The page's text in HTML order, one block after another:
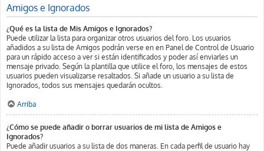
Amigos e Ignorados
¿Qué es la lista de Mis Amigos e Ignorados?
Puede utilizar la lista para organizar otros usuarios del foro. Los usuarios
añadidos a su lista de Amigos podrán verse en en Panel de Control de Usuario
para un rápido acceso a ver si están identificados y poder así enviarles un
mensaje privado. Según la plantilla que utilice el foro, los mensajes de estos
usuarios pueden visualizarse resaltados. Si añade un usuario a su lista de
Ignorados, todos sus mensajes quedarán ocultos.
Arriba
¿Cómo se puede añadir o borrar usuarios de mi lista de Amigos e
Ignorados?
Puede añadir usuarios a su lista de dos maneras. En cada perfil de usuario hay